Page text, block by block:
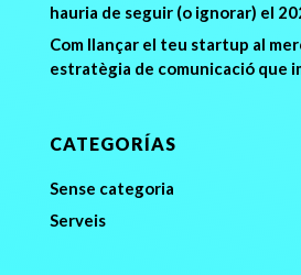
hauria de seguir (o ignorar) el
Com llançar el teu startup al
estratègia de comunicació que
CATEGORÍAS
Sense categoria
Serveis